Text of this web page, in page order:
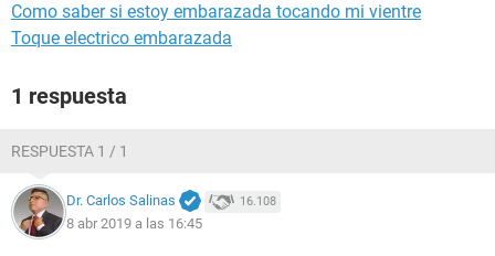
Como saber si estoy embarazada tocando mi vientre
Toque electrico embarazada
1 respuesta
RESPUESTA 1 / 1
Dr. Carlos Salinas 16.108
8 abr 2019 a las 16:45